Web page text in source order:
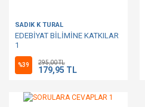
SADIK K TURAL
EDEBİYAT BİLİMİNE KATKILAR
1
%39 295,00 TL
179,95 TL